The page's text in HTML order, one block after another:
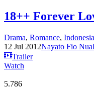
18++ Forever
Drama, Romance, Indonesia
12 Jul 2012Nayato Fio
Trailer
Watch
5.786